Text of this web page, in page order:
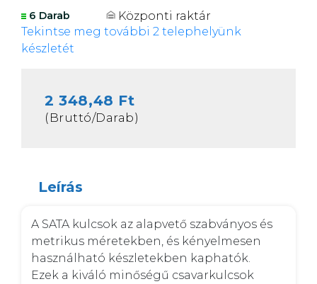
6 Darab
Központi raktár
Tekintse meg további 2 telephelyünk
készletét
2 348,48 Ft
(Bruttó/Darab)
Leírás
A SATA kulcsok az alapvető szabványos és
metrikus méretekben, és kényelmesen
használható készletekben kaphatók.
Ezek a kiváló minőségű csavarkulcsok